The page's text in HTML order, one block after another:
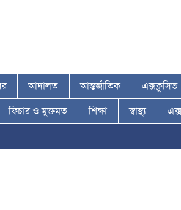
আদালত আন্তর্জাতিক এক্সক্লুসিভ
ফিচার ও মুক্তমত শিক্ষা স্বাস্থ্য